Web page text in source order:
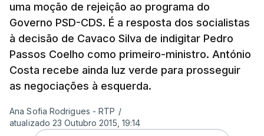
uma moção de rejeição ao programa do
Governo PSD-CDS. É a resposta dos socialistas
à decisão de Cavaco Silva de indigitar Pedro
Passos Coelho como primeiro-ministro. António
Costa recebe ainda luz verde para prosseguir
as negociações à esquerda.
Ana Sofia Rodrigues - RTP /
atualizado 23 Outubro 2015, 19:14